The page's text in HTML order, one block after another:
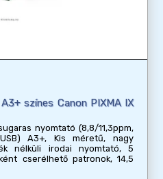
színes Canon PIXMA IX
nyomtató (8,8/11,3ppm,
A3+, Kis méretű, nagy
nélküli irodai nyomtató, 5
cserélhető patronok, 14,5